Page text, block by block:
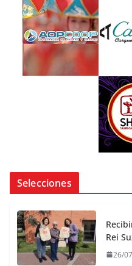
Selecciones
Rei
26/